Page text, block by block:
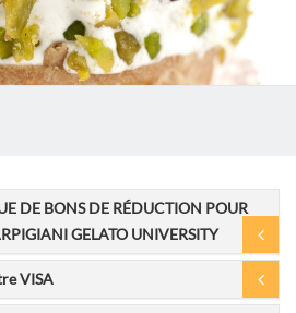
DE BONS DE RÉDUCTION POUR
GELATO UNIVERSITY
VISA